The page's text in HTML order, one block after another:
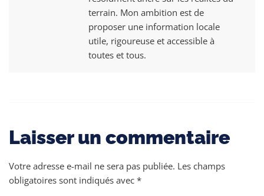
terrain. Mon ambition est de
proposer une information locale
utile, rigoureuse et accessible à
toutes et tous.
Laisser un commentaire
Votre adresse e-mail ne sera pas publiée. Les champs
obligatoires sont indiqués avec *